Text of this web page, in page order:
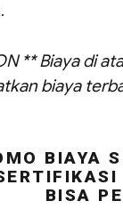
** Biaya di
biaya
BIAYA
BISA